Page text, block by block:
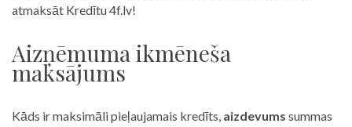
atmaksāt Kredītu 4f.lv!
Aizņēmuma ikmēneša
maksājums
Kāds ir maksimāli pieļaujamais kredīts, aizdevums summas